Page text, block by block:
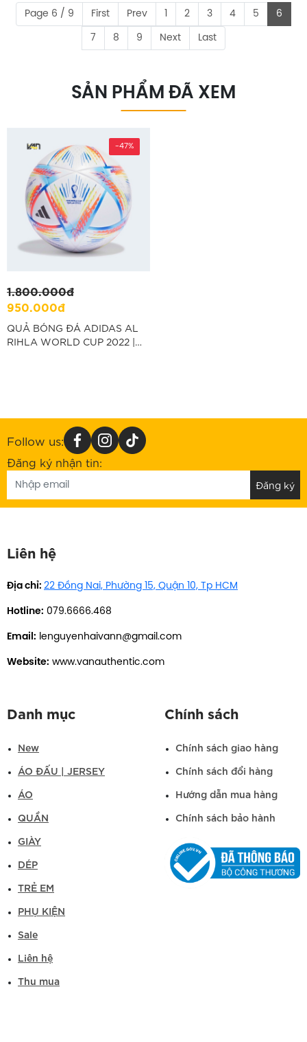
Page 6 / 9 First Prev 1 2 3 4 5 6
7 8 9 Next Last
SẢN PHẨM ĐÃ XEM
1.800.000đ
950.000đ
-47%
QUẢ BÓNG ĐÁ ADIDAS AL
RIHLA WORLD CUP 2022 |
Follow us:
Đăng ký nhận tin:
Liên hệ
Địa chỉ: 22 Đồng Nai, Phường 15, Quận 10, Tp HCM
Hotline: 079.6666.468
Email: lenguyenhaivann@gmail.com
Website: www.vanauthentic.com
Danh mục
New
ÁO ĐẤU | JERSEY
ÁO
QUẦN
GIÀY
DÉP
TRẺ EM
PHỤ KIỆN
Sale
Liên hệ
Thu mua
Chính sách
Chính sách giao hàng
Chính sách đổi hàng
Hướng dẫn mua hàng
Chính sách bảo hành